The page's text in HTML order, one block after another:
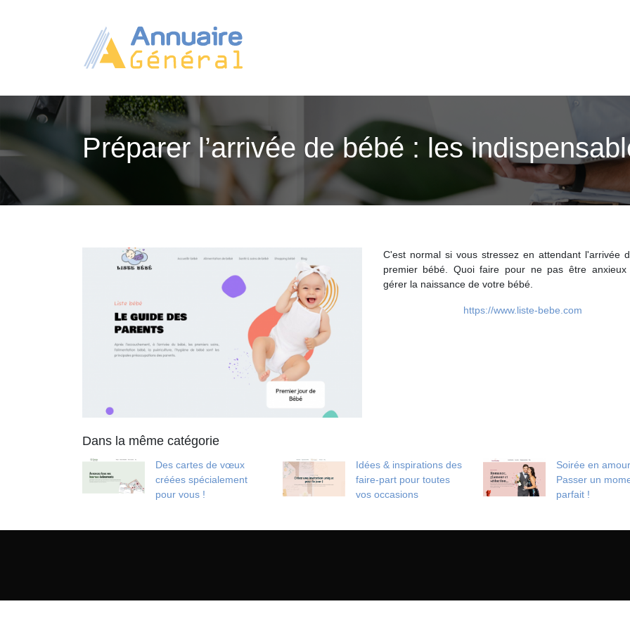
Préparer l’arrivée de bébé : les
C'est normal si vous stressez en attendant l'arrivée
premier bébé. Quoi faire pour ne pas être anxieux
gérer la naissance de votre bébé.
https://www.liste-bebe.com
Dans la même catégorie
Des cartes de vœux
créées spécialement
pour vous !
Idées & inspirations des
faire-part pour toutes
vos occasions
Soirée en
Passer un
parfait !